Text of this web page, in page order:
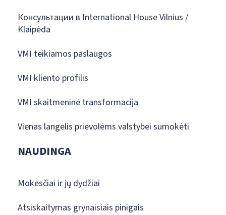
Консультации в International House Vilnius /
Klaipėda
VMI teikiamos paslaugos
VMI kliento profilis
VMI skaitmeninė transformacija
Vienas langelis prievolėms valstybei sumokėti
NAUDINGA
Mokesčiai ir jų dydžiai
Atsiskaitymas grynaisiais pinigais